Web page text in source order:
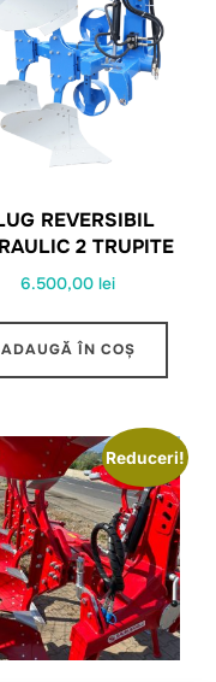
REVERSIBIL
2 TRUPITE
6.500,00lei
ADAUGĂ ÎN COȘ
Reduceri!